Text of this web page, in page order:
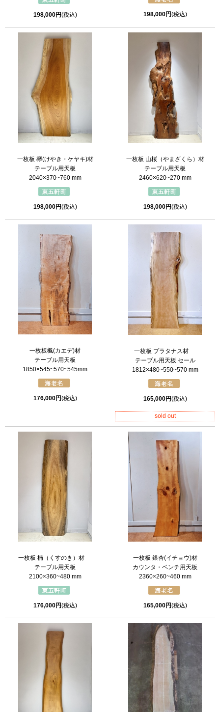
198,000円(税込) 198,000円(税込)
一枚板 欅(けやき・ケヤキ)材
テーブル用天板
2040×370~760 mm
198,000円(税込)
一枚板 山桜（やまざくら）材
テーブル用天板
2460×620~270 mm
198,000円(税込)
一枚板楓(カエデ)材
テーブル用天板
1850×545~570~545mm
176,000円(税込)
一枚板 プラタナス材
テーブル用天板 セール
1812×480~550~570 mm
165,000円(税込)
sold out
一枚板 楠（くすのき）材
テーブル用天板
2100×360~480 mm
176,000円(税込)
一枚板 銀杏(イチョウ)材
カウンタ・ベンチ用天板
2360×260~460 mm
165,000円(税込)